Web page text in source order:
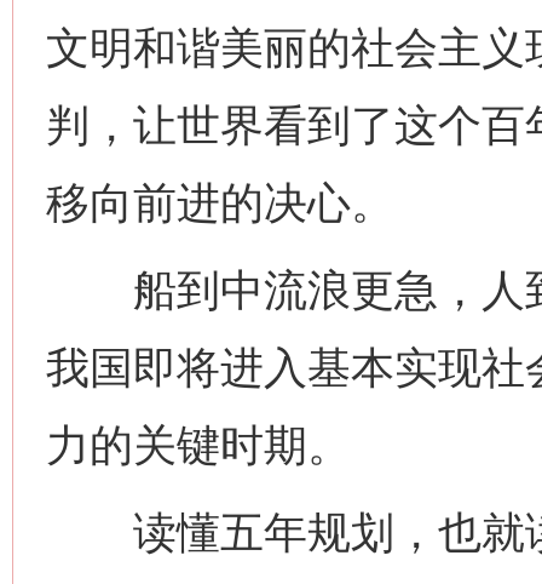
文明和谐美丽的社会主
判，让世界看到了这个
移向前进的决心。
船到中流浪更急，人
我国即将进入基本实现
力的关键时期。
读懂五年规划，也就